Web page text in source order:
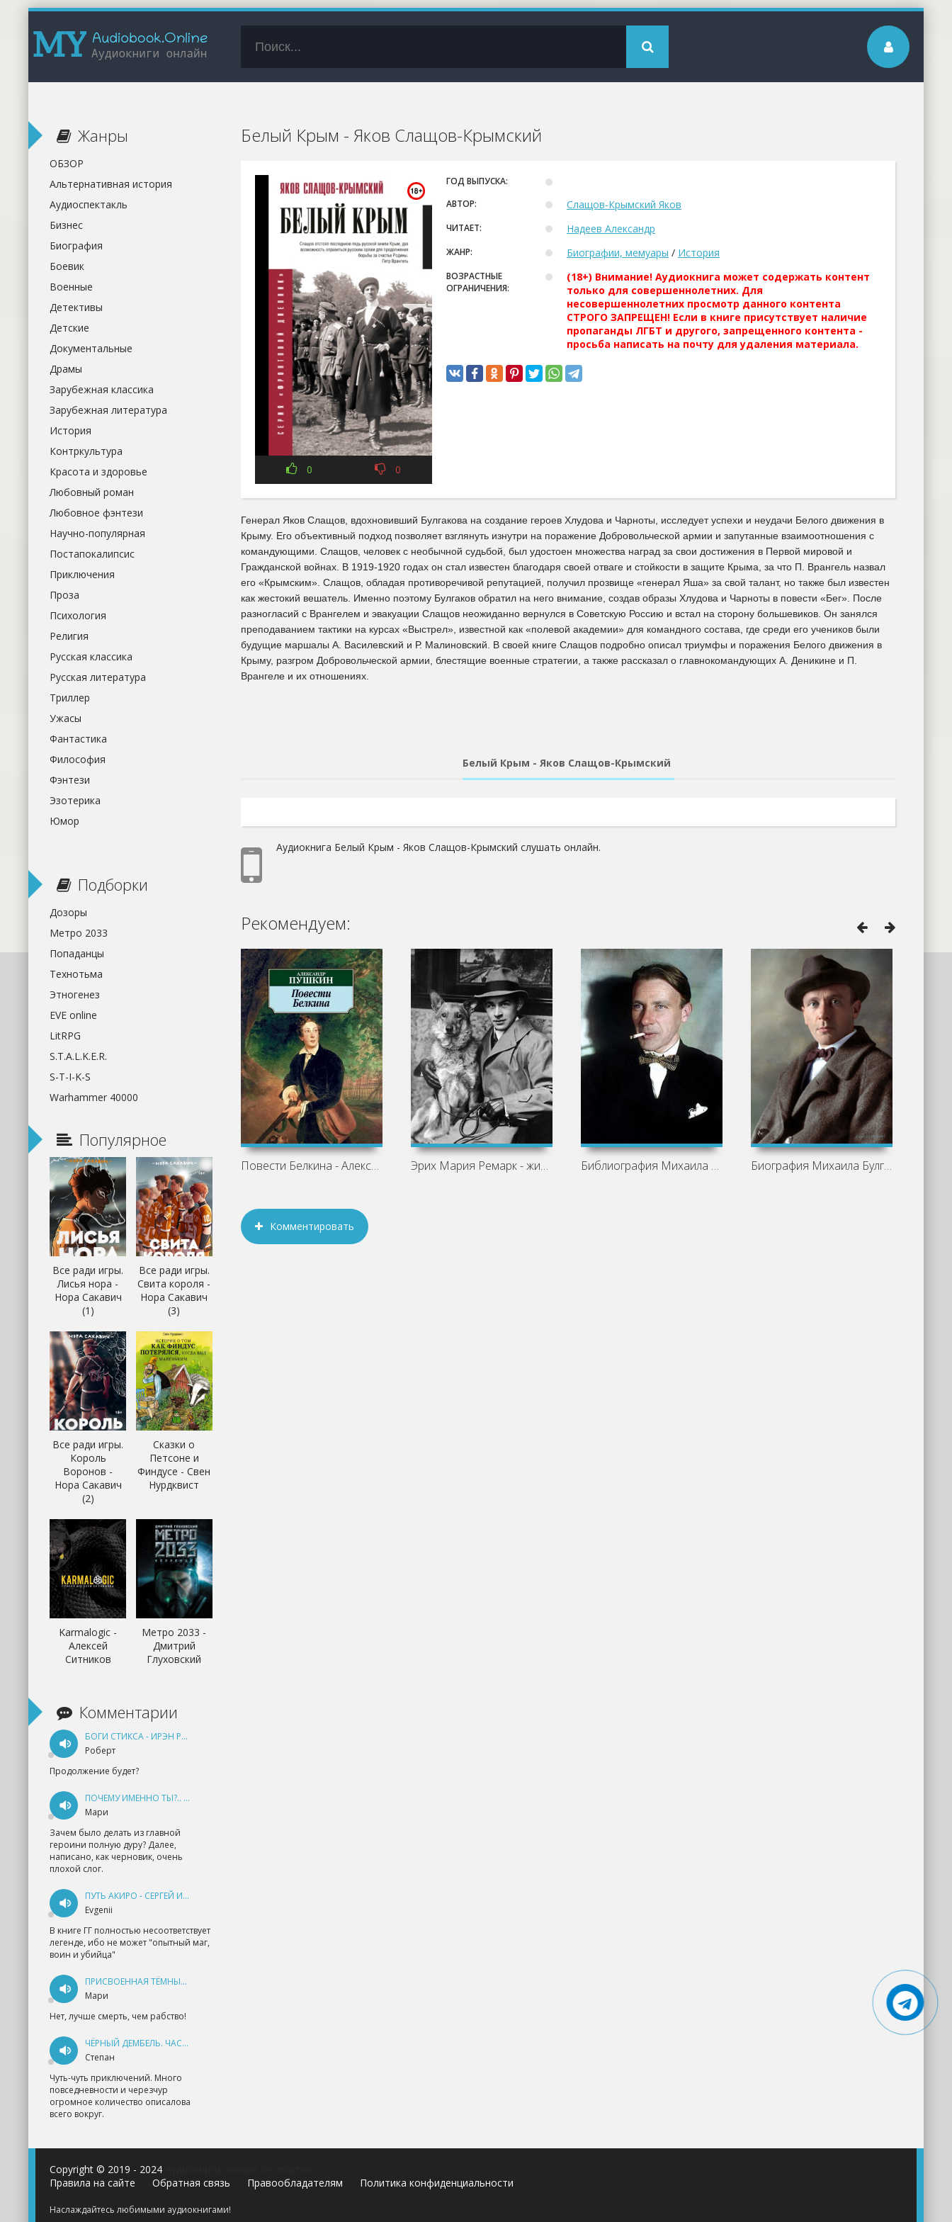
Белый Крым - Яков Слащов-Крымский
0 0
ГОД ВЫПУСКА:
АВТОР:
Слащов-Крымский Яков
ЧИТАЕТ: Надеев Александр
ЖАНР: Биографии, мемуары / История
ВОЗРАСТНЫЕ
ОГРАНИЧЕНИЯ:
(18+) Внимание! Аудиокнига может содержать контент
только для совершеннолетних. Для
несовершеннолетних просмотр данного контента
СТРОГО ЗАПРЕЩЕН! Если в книге присутствует наличие
пропаганды ЛГБТ и другого, запрещенного контента -
просьба написать на почту для удаления материала.
Генерал Яков Слащов, вдохновивший Булгакова на создание героев Хлудова и Чарноты, исследует успехи и неудачи Белого движения в
Крыму. Его объективный подход позволяет взглянуть изнутри на поражение Добровольческой армии и запутанные взаимоотношения с
командующими. Слащов, человек с необычной судьбой, был удостоен множества наград за свои достижения в Первой мировой и
Гражданской войнах. В 1919-1920 годах он стал известен благодаря своей отваге и стойкости в защите Крыма, за что П. Врангель назвал
его «Крымским». Слащов, обладая противоречивой репутацией, получил прозвище «генерал Яша» за свой талант, но также был известен
как жестокий вешатель. Именно поэтому Булгаков обратил на него внимание, создав образы Хлудова и Чарноты в повести «Бег». После
разногласий с Врангелем и эвакуации Слащов неожиданно вернулся в Советскую Россию и встал на сторону большевиков. Он занялся
преподаванием тактики на курсах «Выстрел», известной как «полевой академии» для командного состава, где среди его учеников были
будущие маршалы А. Василевский и Р. Малиновский. В своей книге Слащов подробно описал триумфы и поражения Белого движения в
Крыму, разгром Добровольческой армии, блестящие военные стратегии, а также рассказал о главнокомандующих А. Деникине и П.
Врангеле и их отношениях.
Белый Крым - Яков Слащов-Крымский
Аудиокнига Белый Крым - Яков Слащов-Крымский слушать онлайн.
Рекомендуем:
Повести Белкина - Александр Пушкин Эрих Мария Ремарк - жизнь и творчество Библиография Михаила Булгакова Биография Михаила Булгакова
Комментировать
Жанры
ОБЗОР
Альтернативная история
Аудиоспектакль
Бизнес
Биография
Боевик
Военные
Детективы
Детские
Документальные
Драмы
Зарубежная классика
Зарубежная литература
История
Контркультура
Красота и здоровье
Любовный роман
Любовное фэнтези
Научно-популярная
Постапокалипсис
Приключения
Проза
Психология
Религия
Русская классика
Русская литература
Триллер
Ужасы
Фантастика
Философия
Фэнтези
Эзотерика
Юмор
Подборки
Дозоры
Метро 2033
Попаданцы
Технотьма
Этногенез
EVE online
LitRPG
S.T.A.L.K.E.R.
S-T-I-K-S
Warhammer 40000
Популярное
Все ради игры.
Лисья нора -
Нора Сакавич
(1)
Все ради игры.
Свита короля -
Нора Сакавич
(3)
Все ради игры.
Король
Воронов -
Нора Сакавич
(2)
Сказки о
Петсоне и
Финдусе - Свен
Нурдквист
Karmalogic -
Алексей
Ситников
Метро 2033 -
Дмитрий
Глуховский
Комментарии
БОГИ СТИКСА - ИРЭН РУДКЕВИЧ
Роберт
Продолжение будет?
ПОЧЕМУ ИМЕННО ТЫ?.. КНИГА 1 - ЕКАТЕРИНА ЮДИНА
Мари
Зачем было делать из главной
героини полную дуру? Далее,
написано, как черновик, очень
плохой слог.
ПУТЬ АКИРО - СЕРГЕЙ ИЗМАЙЛОВ
Evgenii
В книге ГГ полностью несоответствует
легенде, ибо не может "опытный маг,
воин и убийца"
ПРИСВОЕННАЯ ТЁМНЫМ. ПРОКЛЯТАЯ ЛЮБОВЬ - АННА ГЕРР
Мари
Нет, лучше смерть, чем рабство!
ЧЁРНЫЙ ДЕМБЕЛЬ. ЧАСТЬ 1 - АНДРЕЙ ФЕДИН
Степан
Чуть-чуть приключений. Много
повседневности и черезчур
огромное количество описалова
всего вокруг.
Copyright © 2019 - 2024
Правила на сайте
Обратная связь Правообладателям Политика конфиденциальности
Наслаждайтесь любимыми аудиокнигами!